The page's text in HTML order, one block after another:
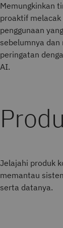
Memungkinkan
proaktif
penggunaan
sebelumnya
peringatan
AI.
Jelajahi produk
memantau
serta datanya.